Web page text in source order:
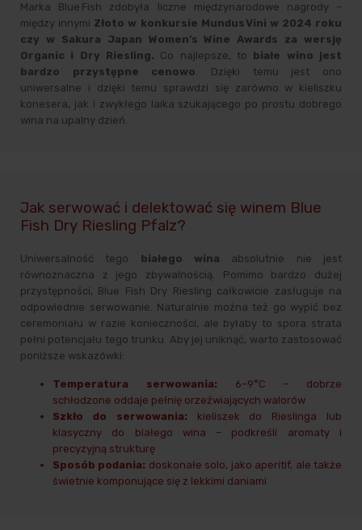
Marka Blue Fish zdobyła liczne międzynarodowe nagrody –
między innymi Złoto w konkursie Mundus Vini w 2024 roku
czy w Sakura Japan Women’s Wine Awards za wersję
Organic i Dry Riesling. Co najlepsze, to białe wino jest
bardzo przystępne cenowo. Dzięki temu jest ono
uniwersalne i dzięki temu sprawdzi się zarówno w kieliszku
konesera, jak i zwykłego laika szukającego po prostu dobrego
wina na upalny dzień.
Jak serwować i delektować się winem Blue
Fish Dry Riesling Pfalz?
Uniwersalność tego białego wina absolutnie nie jest
równoznaczna z jego zbywalnością. Pomimo bardzo dużej
przystępności, Blue Fish Dry Riesling całkowicie zasługuje na
odpowiednie serwowanie. Naturalnie można też go wypić bez
ceremoniału w razie konieczności, ale byłaby to spora strata
pełni potencjału tego trunku. Aby jej uniknąć, warto zastosować
poniższe wskazówki:
Temperatura serwowania: 6–9°C – dobrze
schłodzone oddaje pełnię orzeźwiających walorów
Szkło do serwowania: kieliszek do Rieslinga lub
klasyczny do białego wina – podkreśli aromaty i
precyzyjną strukturę
Sposób podania: doskonałe solo, jako aperitif, ale także
świetnie komponujące się z lekkimi daniami